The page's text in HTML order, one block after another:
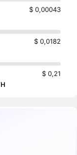
$ 0,00043
$ 0,0182
$ 0,21